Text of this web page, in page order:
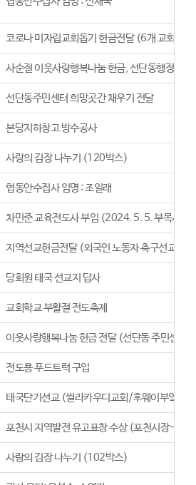
코로나 미자립교회돕기 헌금전달 (6개 교회)
사순절 이웃사랑행복나눔 헌금, 선단동행정복지
선단동주민센터 희망곳간 채우기 전달
본당지하창고 방수공사
사랑의 김장 나누기 (120박스)
협동안수집사 임명 : 조일래
차민준 교육전도사 부임 (2024. 5. 5. 부목사로
지역선교헌금전달 (외국인 노동자 축구선교회)
당회원 태국 선교지 답사
교회학교 부활절 전도축제
이웃사랑행복나눔 헌금 전달 (선단동 주민센터,
전도용 푸드트럭 구입
태국단기선교 (씰라카우디교회/후웨이부엌교
포천시 지역발전 유고표창 수상 (포천시장-오
사랑의 김장 나누기 (102박스)